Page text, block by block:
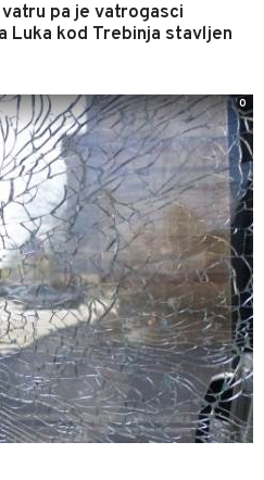
pa je vatrogasci
Luka kod Trebinja stavljen
0